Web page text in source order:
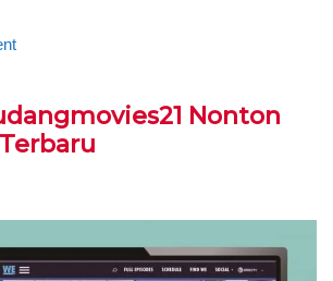
Nonton